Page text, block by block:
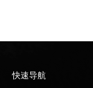
快速导航